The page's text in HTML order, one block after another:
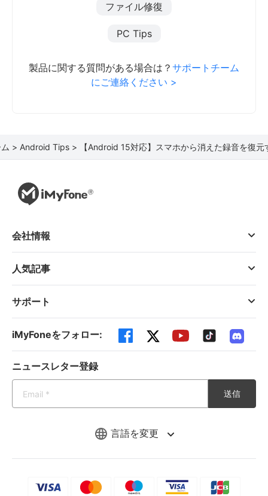
ファイル修復
PC Tips
製品に関する質問がある場合は？ サポートチーム
にご連絡ください >
> Android Tips > 【Android 15対応】スマホから消えた録音を復元
言語を変更
会社情報
人気記事
サポート
iMyFoneをフォロー:
ニュースレター登録
送信